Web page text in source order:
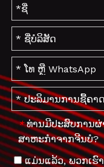
* ທ່ານມີປະສົບການ
ສາຫະກໍາຈາກຈີນບໍ?
ແມ່ນແລ້ວ, ພວກເຮົ